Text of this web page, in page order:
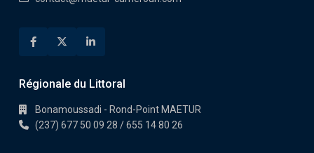
Régionale du Littoral
Bonamoussadi - Rond-Point MAETUR
(237) 677 50 09 28 / 655 14 80 26